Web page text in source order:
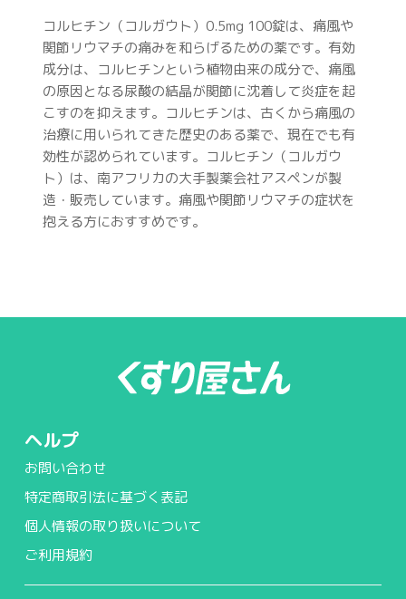
コルヒチン（コルガウト）0.5mg 100錠は、痛風や
関節リウマチの痛みを和らげるための薬です。有効
成分は、コルヒチンという植物由来の成分で、痛風
の原因となる尿酸の結晶が関節に沈着して炎症を起
こすのを抑えます。コルヒチンは、古くから痛風の
治療に用いられてきた歴史のある薬で、現在でも有
効性が認められています。コルヒチン（コルガウ
ト）は、南アフリカの大手製薬会社アスペンが製
造・販売しています。痛風や関節リウマチの症状を
抱える方におすすめです。
ヘルプ
お問い合わせ
特定商取引法に基づく表記
個人情報の取り扱いについて
ご利用規約